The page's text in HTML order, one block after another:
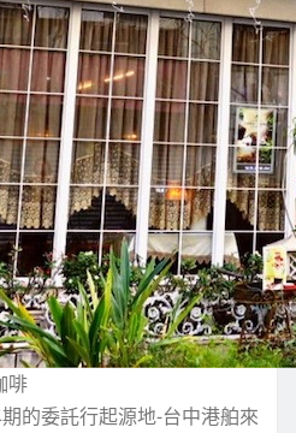
啡
的委託行起源地-台中港舶來